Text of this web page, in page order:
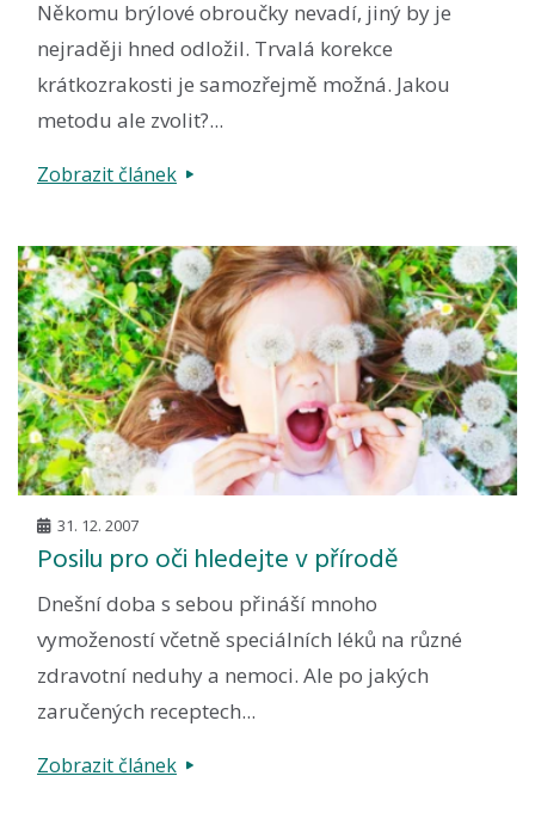
Někomu brýlové obroučky nevadí, jiný by je
nejraději hned odložil. Trvalá korekce
krátkozrakosti je samozřejmě možná. Jakou
metodu ale zvolit?...
Zobrazit článek
31. 12. 2007
Posilu pro oči hledejte v přírodě
Dnešní doba s sebou přináší mnoho
vymožeností včetně speciálních léků na různé
zdravotní neduhy a nemoci. Ale po jakých
zaručených receptech...
Zobrazit článek